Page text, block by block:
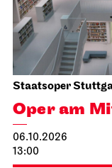
Staatsoper
Oper am
06.10.2026
13:00